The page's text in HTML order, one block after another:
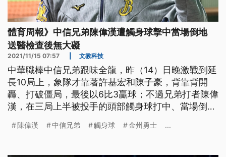
體育周報》中信兄弟陳偉漢遭觸身球擊中當場倒地
送醫檢查後無大礙
2021/11/15 07:57 文教科技
中華職棒中信兄弟跟味全龍，昨（14）日晚激戰到延
長10局上，象隊才靠著許基宏和陳子豪，背靠背開
轟、打破僵局，最後以6比3贏球；不過兄弟打者陳偉
漢，在三局上半被投手的頭部觸身球打中、當場倒
家報平安。
陳偉漢 中信兄弟 觸身球 金州勇士 ...